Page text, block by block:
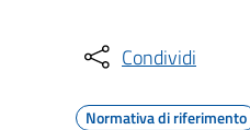
Condividi
Normativa di riferimento